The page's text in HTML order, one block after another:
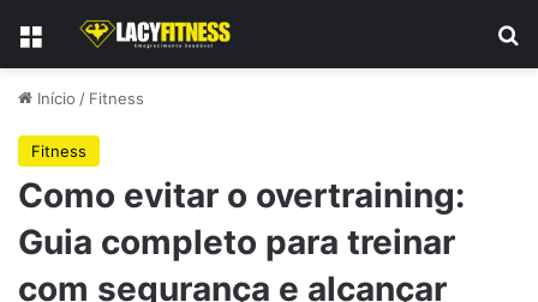
Menu
Início / Fitness
Fitness
Como evitar o overtraining:
Guia completo para treinar
com segurança e alcançar